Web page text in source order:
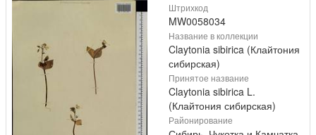
Штрихкод
MW0058034
Название в коллекции
Claytonia sibirica (Клайтония
сибирская)
Принятое название
Claytonia sibirica L.
(Клайтония сибирская)
Районирование